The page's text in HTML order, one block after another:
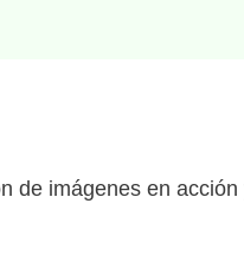
de imágenes en